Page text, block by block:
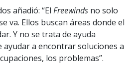
añadió: “El Freewinds no solo
va. Ellos buscan áreas donde el
Y no se trata de ayuda
ayudar a encontrar soluciones a
los problemas”.